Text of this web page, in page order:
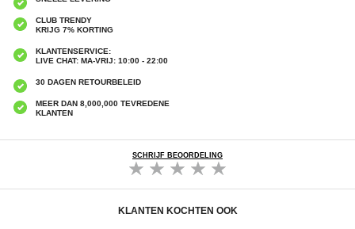
CLUB TRENDY
KRIJG 7% KORTING
KLANTENSERVICE:
LIVE CHAT: MA-VRIJ: 10:00 - 22:00
30 DAGEN RETOURBELEID
MEER DAN 8,000,000 TEVREDENE
KLANTEN
SCHRIJF BEOORDELING
KLANTEN KOCHTEN OOK